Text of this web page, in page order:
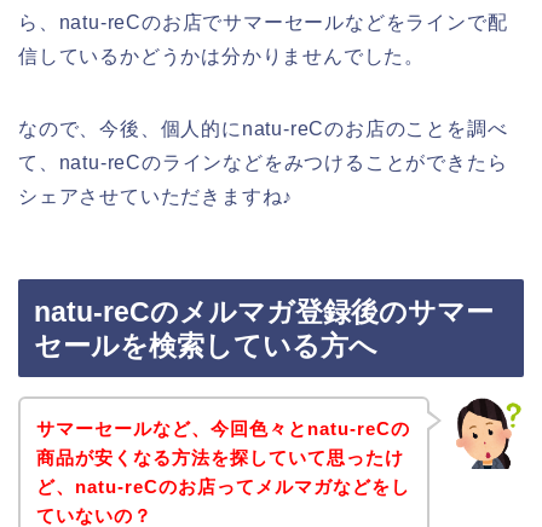
ら、natu-reCのお店でサマーセールなどをラインで配
信しているかどうかは分かりませんでした。
なので、今後、個人的にnatu-reCのお店のことを調べ
て、natu-reCのラインなどをみつけることができたら
シェアさせていただきますね♪
natu-reCのメルマガ登録後のサマー
セールを検索している方へ
サマーセールなど、今回色々とnatu-reCの
商品が安くなる方法を探していて思ったけ
ど、natu-reCのお店ってメルマガなどをし
ていないの？